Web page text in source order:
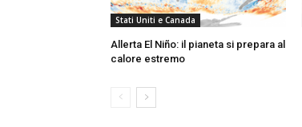
Stati Uniti e Canada
Allerta El Niño: il pianeta si prepara al
calore estremo